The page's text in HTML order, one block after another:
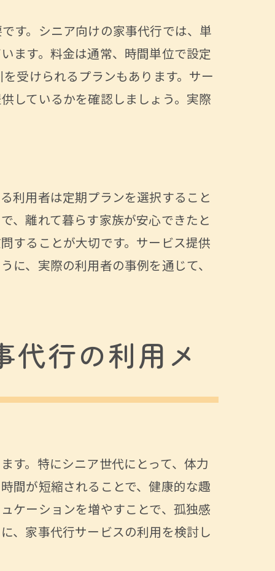
活
す。シニア向けの家事代行では、単
ます。料金は通常、時間単位で設定
受けられるプランもあります。サー
しているかを確認しましょう。実際
利用者は定期プランを選択すること
、離れて暮らす家族が安心できたと
することが大切です。サービス提供
、実際の利用者の事例を通じて、
代行の利用メ
す。特にシニア世代にとって、体力
間が短縮されることで、健康的な趣
ケーションを増やすことで、孤独感
、家事代行サービスの利用を検討し